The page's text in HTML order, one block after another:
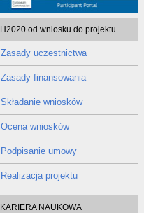
H2020 od wniosku do projektu
Zasady uczestnictwa
Zasady finansowania
Składanie wniosków
Ocena wniosków
Podpisanie umowy
Realizacja projektu
KARIERA NAUKOWA